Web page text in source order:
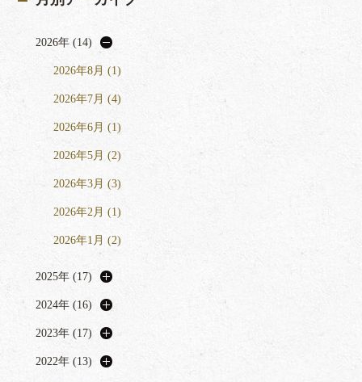
2026年 (14)
2026年8月 (1)
2026年7月 (4)
2026年6月 (1)
2026年5月 (2)
2026年3月 (3)
2026年2月 (1)
2026年1月 (2)
2025年 (17)
2024年 (16)
2023年 (17)
2022年 (13)